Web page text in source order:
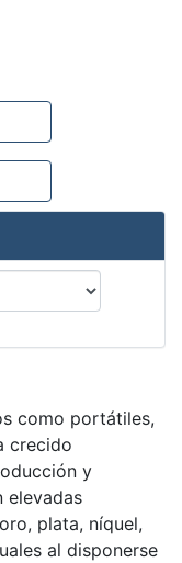
como portátiles,
crecido
y
elevadas
plata, níquel,
al disponerse